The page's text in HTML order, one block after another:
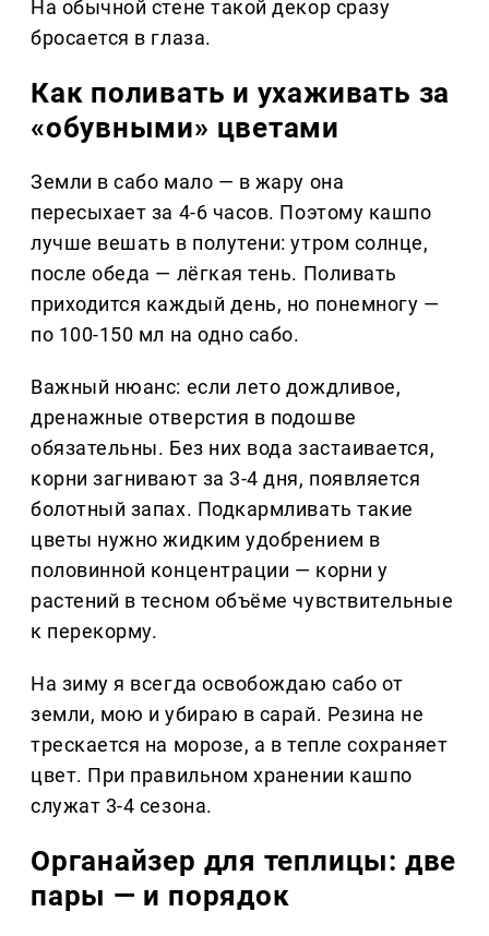
На обычной стене такой декор сразу
бросается в глаза.
Как поливать и ухаживать за
«обувными» цветами
Земли в сабо мало — в жару она
пересыхает за 4-6 часов. Поэтому кашпо
лучше вешать в полутени: утром солнце,
после обеда — лёгкая тень. Поливать
приходится каждый день, но понемногу —
по 100-150 мл на одно сабо.
Важный нюанс: если лето дождливое,
дренажные отверстия в подошве
обязательны. Без них вода застаивается,
корни загнивают за 3-4 дня, появляется
болотный запах. Подкармливать такие
цветы нужно жидким удобрением в
половинной концентрации — корни у
растений в тесном объёме чувствительные
к перекорму.
На зиму я всегда освобождаю сабо от
земли, мою и убираю в сарай. Резина не
трескается на морозе, а в тепле сохраняет
цвет. При правильном хранении кашпо
служат 3-4 сезона.
Органайзер для теплицы: две
пары — и порядок